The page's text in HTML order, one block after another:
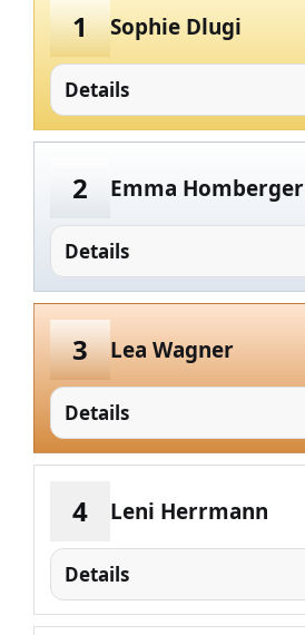
1 Sophie Dlugi
Details
2 Emma Homberger
Details
3 Lea Wagner
Details
4 Leni Herrmann
Details